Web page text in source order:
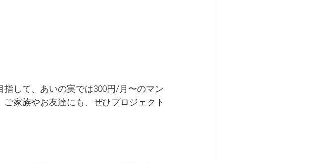
指して、あいの実では300円/月〜のマン
家族やお友達にも、ぜひプロジェクト